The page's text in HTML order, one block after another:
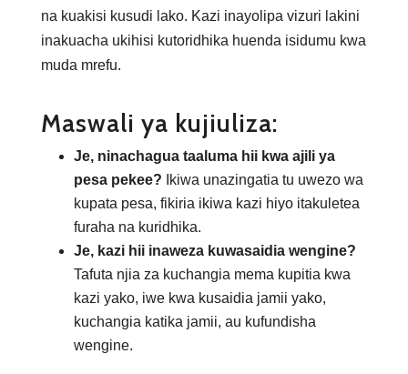
na kuakisi kusudi lako. Kazi inayolipa vizuri lakini
inakuacha ukihisi kutoridhika huenda isidumu kwa
muda mrefu.
Maswali ya kujiuliza:
Je, ninachagua taaluma hii kwa ajili ya
pesa pekee? Ikiwa unazingatia tu uwezo wa
kupata pesa, fikiria ikiwa kazi hiyo itakuletea
furaha na kuridhika.
Je, kazi hii inaweza kuwasaidia wengine?
Tafuta njia za kuchangia mema kupitia kwa
kazi yako, iwe kwa kusaidia jamii yako,
kuchangia katika jamii, au kufundisha
wengine.